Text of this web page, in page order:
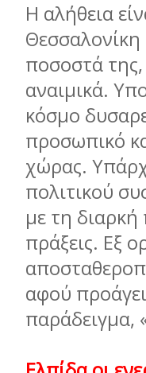
Η αλήθεια
Θεσσαλονίκη
ποσοστά
αναιμικά.
κόσμο
προσωπικό
χώρας.
πολιτικού
με τη
πράξεις. Εξ
αφού
παράδειγμα,